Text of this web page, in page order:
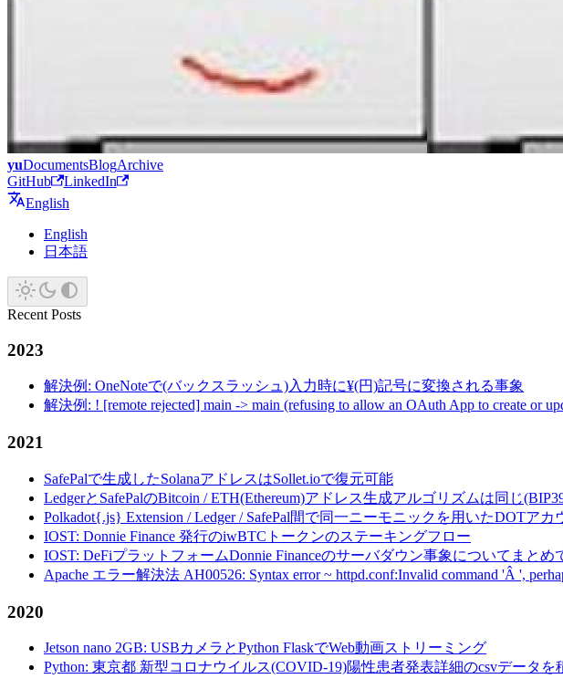
yuDocumentsBlogArchive
GitHub
LinkedIn
English
English
日本語
Recent Posts
2023
解決例: OneNoteで(バックスラッシュ)入力時に¥(円)記号に変換される事象
解決例: ! [remote rejected] main -> main (refusing to allow an OAuth App to create or
2021
SafePalで生成したSolanaアドレスはSollet.ioで復元可能
LedgerとSafePalのBitcoin / ETH(Ethereum)アドレス生成アルゴリズムは同じ
Polkadot{.js} Extension / Ledger / SafePal間で同一ニーモニックを用いたDOTア
IOST: Donnie Finance 発行のiwBTCトークンのステーキングフロー
IOST: DeFiプラットフォームDonnie Financeのサーバダウン事象についてまとめ
Apache エラー解決法 AH00526: Syntax error ~ httpd.conf:Invalid command 'Â ',
2020
Jetson nano 2GB: USBカメラとPython FlaskでWeb動画ストリーミング
Python: 東京都 新型コロナウイルス(COVID-19)陽性患者発表詳細のcsvデータ